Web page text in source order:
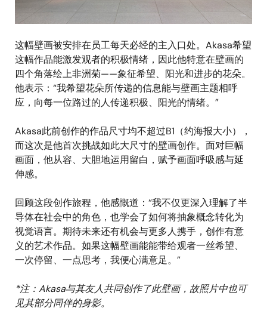
这幅壁画被安排在员工每天必经的主入口处。Akasa希望
这幅作品能激发观者的积极情绪，因此他特意在壁画的
四个角落绘上非洲菊——象征希望、阳光和进步的花朵。
他表示：“我希望花朵所传递的信息能与壁画主题相呼
应，向每一位路过的人传递积极、阳光的情绪。”
Akasa此前创作的作品尺寸均不超过B1（约海报大小），
而这次是他首次挑战如此大尺寸的壁画创作。面对巨幅
画面，他从容、大胆地运用留白，赋予画面呼吸感与延
伸感。
回顾这段创作旅程，他感慨道：“我不仅更深入理解了半
导体在社会中的角色，也学会了如何将抽象概念转化为
视觉语言。期待未来还有机会与更多人携手，创作有意
义的艺术作品。如果这幅壁画能能带给观者一丝希望、
一次停留、一点思考，我便心满意足。”
*注：Akasa与其友人共同创作了此壁画，故照片中也可
见其部分同伴的身影。